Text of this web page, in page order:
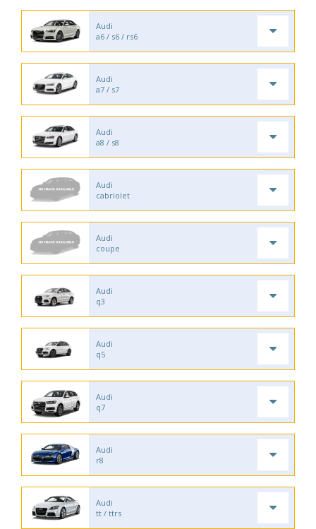
Audi
a6 / s6 / rs6
Audi
a7 / s7
Audi
a8 / s8
Audi
cabriolet
Audi
coupe
Audi
q3
Audi
q5
Audi
q7
Audi
r8
Audi
tt / ttrs